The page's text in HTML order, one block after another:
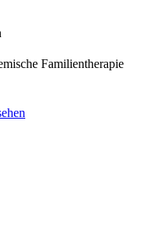
Familientherapie